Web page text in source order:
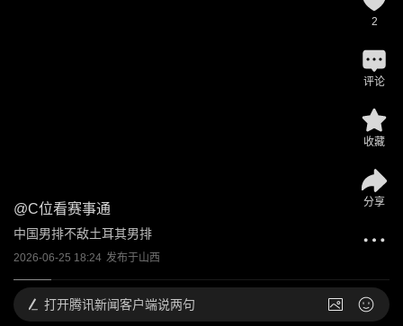
@C位看赛事通
中国男排不敌土耳其男排
2026-06-25 18:24 发布于山西
2
评论
收藏
分享
打开腾讯新闻客户端说两句